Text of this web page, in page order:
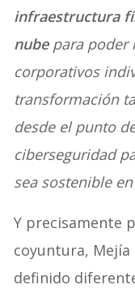
infraestructura
nubepara poder
corporativos
transformación
desde el punto
ciberseguridad
sea sostenible
Y precisamente
coyuntura,
definido